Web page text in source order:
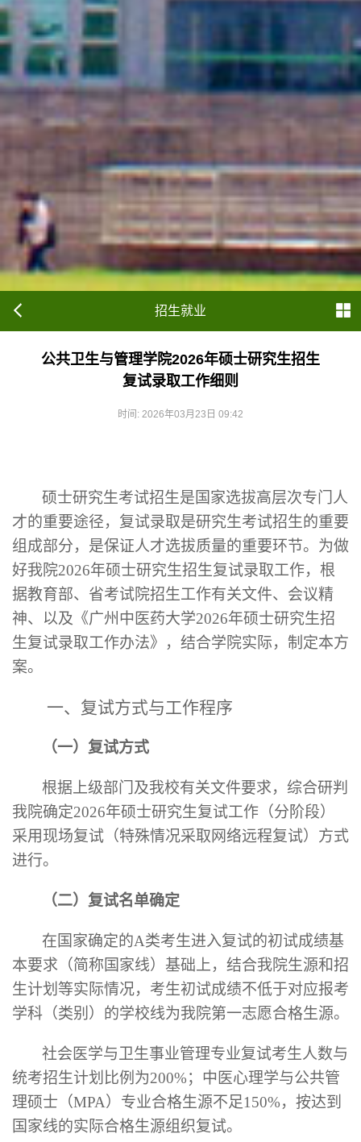
招生就业
公共卫生与管理学院2026年硕士研究生招生
复试录取工作细则
时间: 2026年03月23日 09:42
硕士研究生考试招生是国家选拔高层次专门人
才的重要途径，复试录取是研究生考试招生的重要
组成部分，是保证人才选拔质量的重要环节。为做
好我院2026年硕士研究生招生复试录取工作，根
据教育部、省考试院招生工作有关文件、会议精
神、以及《广州中医药大学2026年硕士研究生招
生复试录取工作办法》，结合学院实际，制定本方
案。
一、复试方式与工作程序
（一）复试方式
根据上级部门及我校有关文件要求，综合研判
我院确定2026年硕士研究生复试工作（分阶段）
采用现场复试 （特殊情况采取网络远程复试） 方式
进行。
（二）复试名单确定
在国家确定的A类考生进入复试的初试成绩基
本要求（简称国家线）基础上，结合我院生源和招
生计划等实际情况，考生初试成绩不低于对应报考
学科（类别）的学校线为我院第一志愿合格生源。
社会医学与卫生事业管理专业复试考生人数与
统考招生计划比例为200%；中医心理学与公共管
理硕士（MPA）专业合格生源不足150%，按达到
国家线的实际合格生源组织复试。